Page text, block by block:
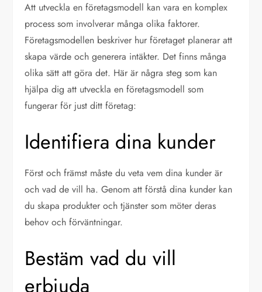
Att utveckla en företagsmodell kan vara en komplex
process som involverar många olika faktorer.
Företagsmodellen beskriver hur företaget planerar att
skapa värde och generera intäkter. Det finns många
olika sätt att göra det. Här är några steg som kan
hjälpa dig att utveckla en företagsmodell som
fungerar för just ditt företag:
Identifiera dina kunder
Först och främst måste du veta vem dina kunder är
och vad de vill ha. Genom att förstå dina kunder kan
du skapa produkter och tjänster som möter deras
behov och förväntningar.
Bestäm vad du vill
erbjuda